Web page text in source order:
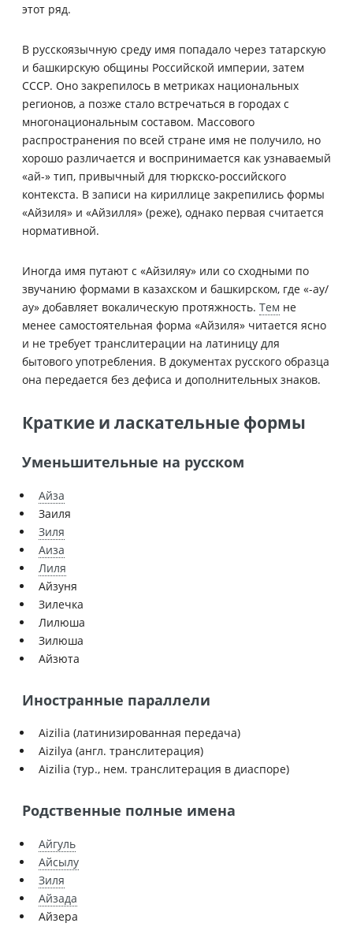
этот ряд.
В русскоязычную среду имя попадало через татарскую
и башкирскую общины Российской империи, затем
СССР. Оно закрепилось в метриках национальных
регионов, а позже стало встречаться в городах с
многонациональным составом. Массового
распространения по всей стране имя не получило, но
хорошо различается и воспринимается как узнаваемый
«ай-» тип, привычный для тюркско‑российского
контекста. В записи на кириллице закрепились формы
«Айзиля» и «Айзилля» (реже), однако первая считается
нормативной.
Иногда имя путают с «Айзиляу» или со сходными по
звучанию формами в казахском и башкирском, где «-ау/
ау» добавляет вокалическую протяжность. Тем не
менее самостоятельная форма «Айзиля» читается ясно
и не требует транслитерации на латиницу для
бытового употребления. В документах русского образца
она передается без дефиса и дополнительных знаков.
Краткие и ласкательные формы
Уменьшительные на русском
Айза
Заиля
Зиля
Аиза
Лиля
Айзуня
Зилечка
Лилюша
Зилюша
Айзюта
Иностранные параллели
Aizilia (латинизированная передача)
Aizilya (англ. транслитерация)
Aizilia (тур., нем. транслитерация в диаспоре)
Родственные полные имена
Айгуль
Айсылу
Зиля
Айзада
Айзера